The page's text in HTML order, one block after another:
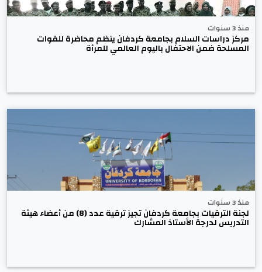
منذ 3 سنوات
مركز دراسات السلام بجامعة كردفان ينظم محاضرة للقوات
المسلحة ضمن الاحتفال باليوم العالمي للمرأة
منذ 3 سنوات
لجنة الترقيات بجامعة كردفان تجيز ترقية عدد (8) من أعضاء هيئة
التدريس لدرجة الأستاذ المشارك